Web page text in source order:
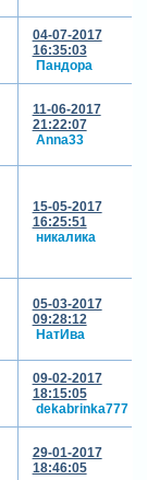
04-07-2017
16:35:03
Пандора
11-06-2017
21:22:07
Anna33
15-05-2017
16:25:51
никалика
05-03-2017
09:28:12
НатИва
09-02-2017
18:15:05
dekabrinka777
29-01-2017
18:46:05